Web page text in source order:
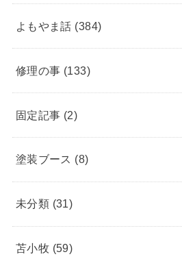
よもやま話 (384)
修理の事 (133)
固定記事 (2)
塗装ブース (8)
未分類 (31)
苫小牧 (59)